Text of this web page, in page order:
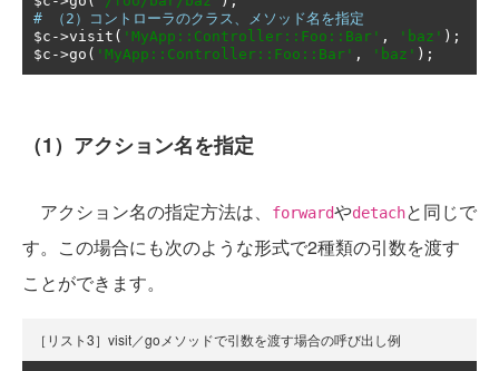
# （2）コントローラのクラス、メソッド名を指定
$c ->visit ( 'MyApp::Controller::Foo::Bar' , 'baz' );
$c ->go ( 'MyApp::Controller::Foo::Bar' , 'baz' );
（1）アクション名を指定
アクション名の指定方法は、 forwardやdetachと同じで
す。この場合にも次のような形式で2種類の引数を渡す
ことができます。
［リスト3］visit／goメソッドで引数を渡す場合の呼び出し例